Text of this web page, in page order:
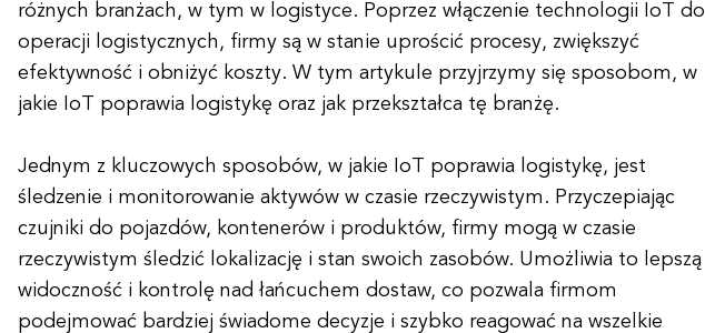
różnych branżach, w tym w logistyce. Poprzez włączenie technologii IoT do
operacji logistycznych, firmy są w stanie uprościć procesy, zwiększyć
efektywność i obniżyć koszty. W tym artykule przyjrzymy się sposobom, w
jakie IoT poprawia logistykę oraz jak przekształca tę branżę.
Jednym z kluczowych sposobów, w jakie IoT poprawia logistykę, jest
śledzenie i monitorowanie aktywów w czasie rzeczywistym. Przyczepiając
czujniki do pojazdów, kontenerów i produktów, firmy mogą w czasie
rzeczywistym śledzić lokalizację i stan swoich zasobów. Umożliwia to lepszą
widoczność i kontrolę nad łańcuchem dostaw, co pozwala firmom
podejmować bardziej świadome decyzje i szybko reagować na wszelkie